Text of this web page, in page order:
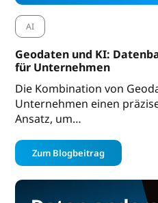
AI
Geodaten und KI:
für Unternehmen
Die Kombination von
Unternehmen einen
Ansatz, um…
Zum Blogbeitrag